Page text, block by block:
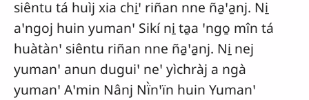
siêntu tá huìj xia chi̱ꞌ riñan nne ña̱ꞌa̱nj. Ni̱
aꞌngoj huin yumanꞌ Sikí ni̱ ta̱a ꞌngo̱ mîn tá
huàtànꞌ siêntu riñan nne ña̱ꞌa̱nj. Ni̱ nej
yumanꞌ anun duguiꞌ neꞌ yìchràj a ngà
yumanꞌ Aꞌmin Nânj Nï̀nꞌïn huin Yumanꞌ